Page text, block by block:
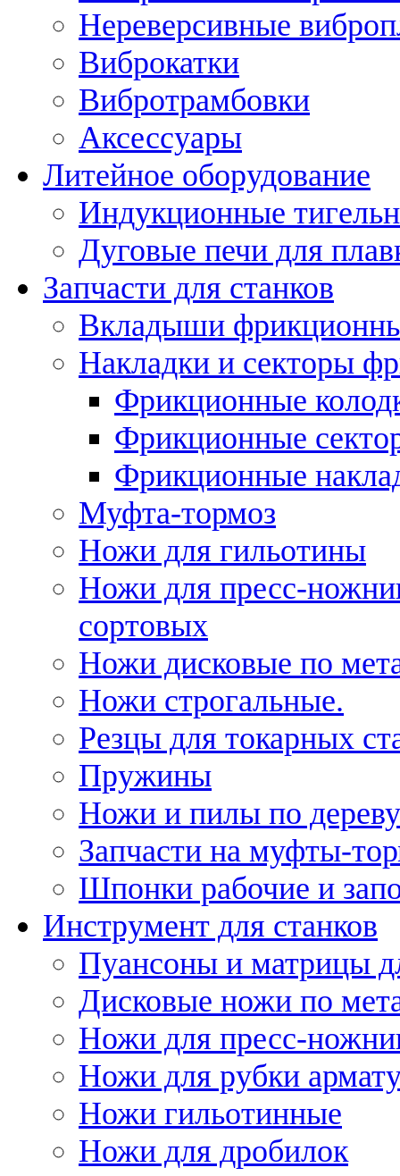
Нереверсивные
Виброкатки
Вибротрамбовки
Аксессуары
Литейное оборудование
Индукционные
Дуговые печи для
Запчасти для станков
Вкладыши
Накладки и секторы
Фрикционные
Фрикционные
Фрикционные
Муфта-тормоз
Ножи для гильотины
Ножи для пресс-
сортовых
Ножи дисковые по
Ножи строгальные.
Резцы для токарных
Пружины
Ножи и пилы по дереву
Запчасти на муфты-
Шпонки рабочие и
Инструмент для станков
Пуансоны и матрицы
Дисковые ножи по
Ножи для пресс-
Ножи для рубки
Ножи гильотинные
Ножи для дробилок